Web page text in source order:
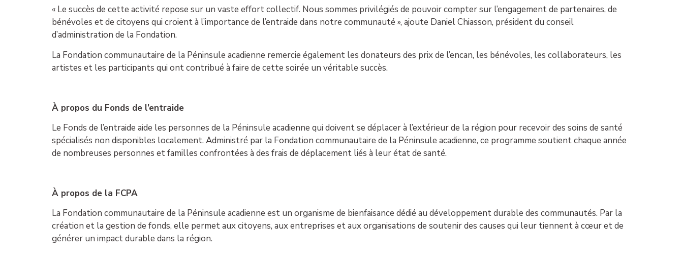
« Le succès de cette activité repose sur un vaste effort collectif. Nous sommes privilégiés de pouvoir compter sur l’engagement de partenaires, de
bénévoles et de citoyens qui croient à l’importance de l’entraide dans notre communauté », ajoute Daniel Chiasson, président du conseil
d’administration de la Fondation.
La Fondation communautaire de la Péninsule acadienne remercie également les donateurs des prix de l’encan, les bénévoles, les collaborateurs, les
artistes et les participants qui ont contribué à faire de cette soirée un véritable succès.
À propos du Fonds de l’entraide
Le Fonds de l’entraide aide les personnes de la Péninsule acadienne qui doivent se déplacer à l’extérieur de la région pour recevoir des soins de santé
spécialisés non disponibles localement. Administré par la Fondation communautaire de la Péninsule acadienne, ce programme soutient chaque année
de nombreuses personnes et familles confrontées à des frais de déplacement liés à leur état de santé.
À propos de la FCPA
La Fondation communautaire de la Péninsule acadienne est un organisme de bienfaisance dédié au développement durable des communautés. Par la
création et la gestion de fonds, elle permet aux citoyens, aux entreprises et aux organisations de soutenir des causes qui leur tiennent à cœur et de
générer un impact durable dans la région.